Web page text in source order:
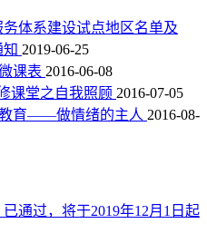
体系建设试点地区名单及
2019-06-25
课表 2016-06-08
课堂之自我照顾 2016-07-05
教育——做情绪的主人 2016-08-
通过，将于2019年12月1日起